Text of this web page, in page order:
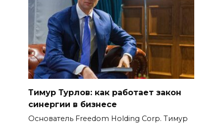
Тимур Турлов: как работает закон
синергии в бизнесе
Основатель Freedom Holding Corp. Тимур